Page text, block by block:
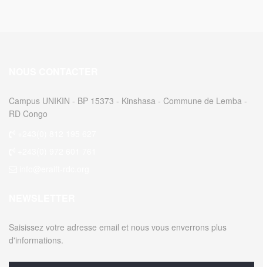
Campus UNIKIN - BP 15373 - Kinshasa - Commune de Lemba -
RD Congo
Saisissez votre adresse email et nous vous enverrons plus
d'informations.